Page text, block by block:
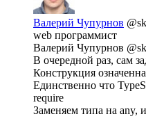
Валерий Чупурнов
web программист
Валерий Чупурнов
В очередной раз, сам
Конструкция
Единственно что
require
Заменяем типа на any,